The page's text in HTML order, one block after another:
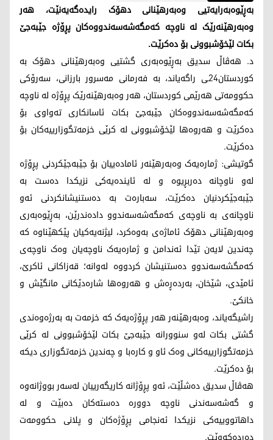
بەڕێوەبەرایەتیی وەبەرهێنانی دهۆک رایدەگەیەنێت، هەر
وەبەرهێنەرێک لە ناوچە کەمگەشەسەندووەکان پڕۆژە جێبەجێ
بکات لێخۆشبوونی بۆ دەکرێت.
د. هەڤاڵ سدیق بەڕێوەبەری گشتیی وەبەرهێنانی دهۆک بە
کوردستان24ـی راگەیاند، بە فەرمانی مەسرور بارزانی، سەرۆکی
حکوومەتی هەرێمی کوردستان، هەر وەبەرهێنەرێک پڕۆژە لە ناوچە
کەمگەشەسەندووەکان جێبەجێ بکات ئاسانکاری تەواوی بۆ
دەکرێت و هەروەها لێخۆشبوونی لە کرێی خزمەتگوزارییەکان بۆ
دەکرێت.
گوتیشی: ژمارەیەک وەبەرهێنەر ئامادەییان بۆ جێبەجێکردنی پڕۆژە
لەو ناوچانە دەربڕیوە و لە ئایندەیەکی نزیکدا دەست بە
جێبەجێکردنیان دەکرێت، سەبارەت بە دەستنیشانکردنی ئەو
ناوچانەی بە ناوچەی کەمگەشەسەندوو دادەندرێن، بەڕێوەبەری
وەبەرهێنانی دهۆک ئاماژەی بەوەکرد، لیژنەیەکیان پێکهێناوە کە
چەندین لایەن تێدا ئەندامن و ژمارەیەک ناوچەیان وەک ناوچەی
کەمگشەسەندوو دەستنیشان کردووە لەوانە؛ قەزاکانی ئاکرێ،
ئامێدی، شێخان، بەردەڕەش و هەروەها شارەدێکانی مانگێش و
خانکێ.
راشیگەیاند، وەبەرهێنەر هەر پڕۆژەیەک کە خزمەت بە بەرژەوەندی
گشتی بکات لەو سنوورانە جێبەجێ بکات لێخۆشبوونی لە کرێی
خزمەتگوزارییەکانی وەک ئاو و کارەبا و چەندین خزمەتگوزاری دیکە
بۆ دەکرێت.
هەڤاڵ سدیق دەشڵێت، ئەو پڕۆژانە کاریگەرییان لەسەر بووژانەوە
و گەشەسەندنی ناوچە دوورە دەستەکان دەبێت و لە
داهاتووییەکی نزیکدا ئەنجامی پڕۆژەکان و پلانی حکوومەت